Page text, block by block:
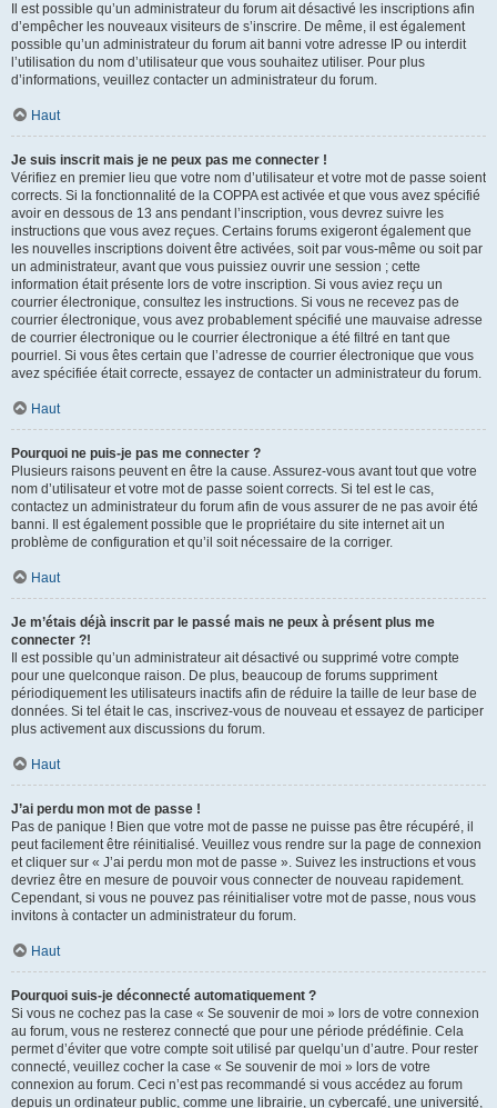
Il est possible qu’un administrateur du forum ait désactivé les inscriptions afin
d’empêcher les nouveaux visiteurs de s’inscrire. De même, il est également
possible qu’un administrateur du forum ait banni votre adresse IP ou interdit
l’utilisation du nom d’utilisateur que vous souhaitez utiliser. Pour plus
d’informations, veuillez contacter un administrateur du forum.
Haut
Je suis inscrit mais je ne peux pas me connecter !
Vérifiez en premier lieu que votre nom d’utilisateur et votre mot de passe soient
corrects. Si la fonctionnalité de la COPPA est activée et que vous avez spécifié
avoir en dessous de 13 ans pendant l’inscription, vous devrez suivre les
instructions que vous avez reçues. Certains forums exigeront également que
les nouvelles inscriptions doivent être activées, soit par vous-même ou soit par
un administrateur, avant que vous puissiez ouvrir une session ; cette
information était présente lors de votre inscription. Si vous aviez reçu un
courrier électronique, consultez les instructions. Si vous ne recevez pas de
courrier électronique, vous avez probablement spécifié une mauvaise adresse
de courrier électronique ou le courrier électronique a été filtré en tant que
pourriel. Si vous êtes certain que l’adresse de courrier électronique que vous
avez spécifiée était correcte, essayez de contacter un administrateur du forum.
Haut
Pourquoi ne puis-je pas me connecter ?
Plusieurs raisons peuvent en être la cause. Assurez-vous avant tout que votre
nom d’utilisateur et votre mot de passe soient corrects. Si tel est le cas,
contactez un administrateur du forum afin de vous assurer de ne pas avoir été
banni. Il est également possible que le propriétaire du site internet ait un
problème de configuration et qu’il soit nécessaire de la corriger.
Haut
Je m’étais déjà inscrit par le passé mais ne peux à présent plus me
connecter ?!
Il est possible qu’un administrateur ait désactivé ou supprimé votre compte
pour une quelconque raison. De plus, beaucoup de forums suppriment
périodiquement les utilisateurs inactifs afin de réduire la taille de leur base de
données. Si tel était le cas, inscrivez-vous de nouveau et essayez de participer
plus activement aux discussions du forum.
Haut
J’ai perdu mon mot de passe !
Pas de panique ! Bien que votre mot de passe ne puisse pas être récupéré, il
peut facilement être réinitialisé. Veuillez vous rendre sur la page de connexion
et cliquer sur « J’ai perdu mon mot de passe ». Suivez les instructions et vous
devriez être en mesure de pouvoir vous connecter de nouveau rapidement.
Cependant, si vous ne pouvez pas réinitialiser votre mot de passe, nous vous
invitons à contacter un administrateur du forum.
Haut
Pourquoi suis-je déconnecté automatiquement ?
Si vous ne cochez pas la case « Se souvenir de moi » lors de votre connexion
au forum, vous ne resterez connecté que pour une période prédéfinie. Cela
permet d’éviter que votre compte soit utilisé par quelqu’un d’autre. Pour rester
connecté, veuillez cocher la case « Se souvenir de moi » lors de votre
connexion au forum. Ceci n’est pas recommandé si vous accédez au forum
depuis un ordinateur public, comme une librairie, un cybercafé, une université,